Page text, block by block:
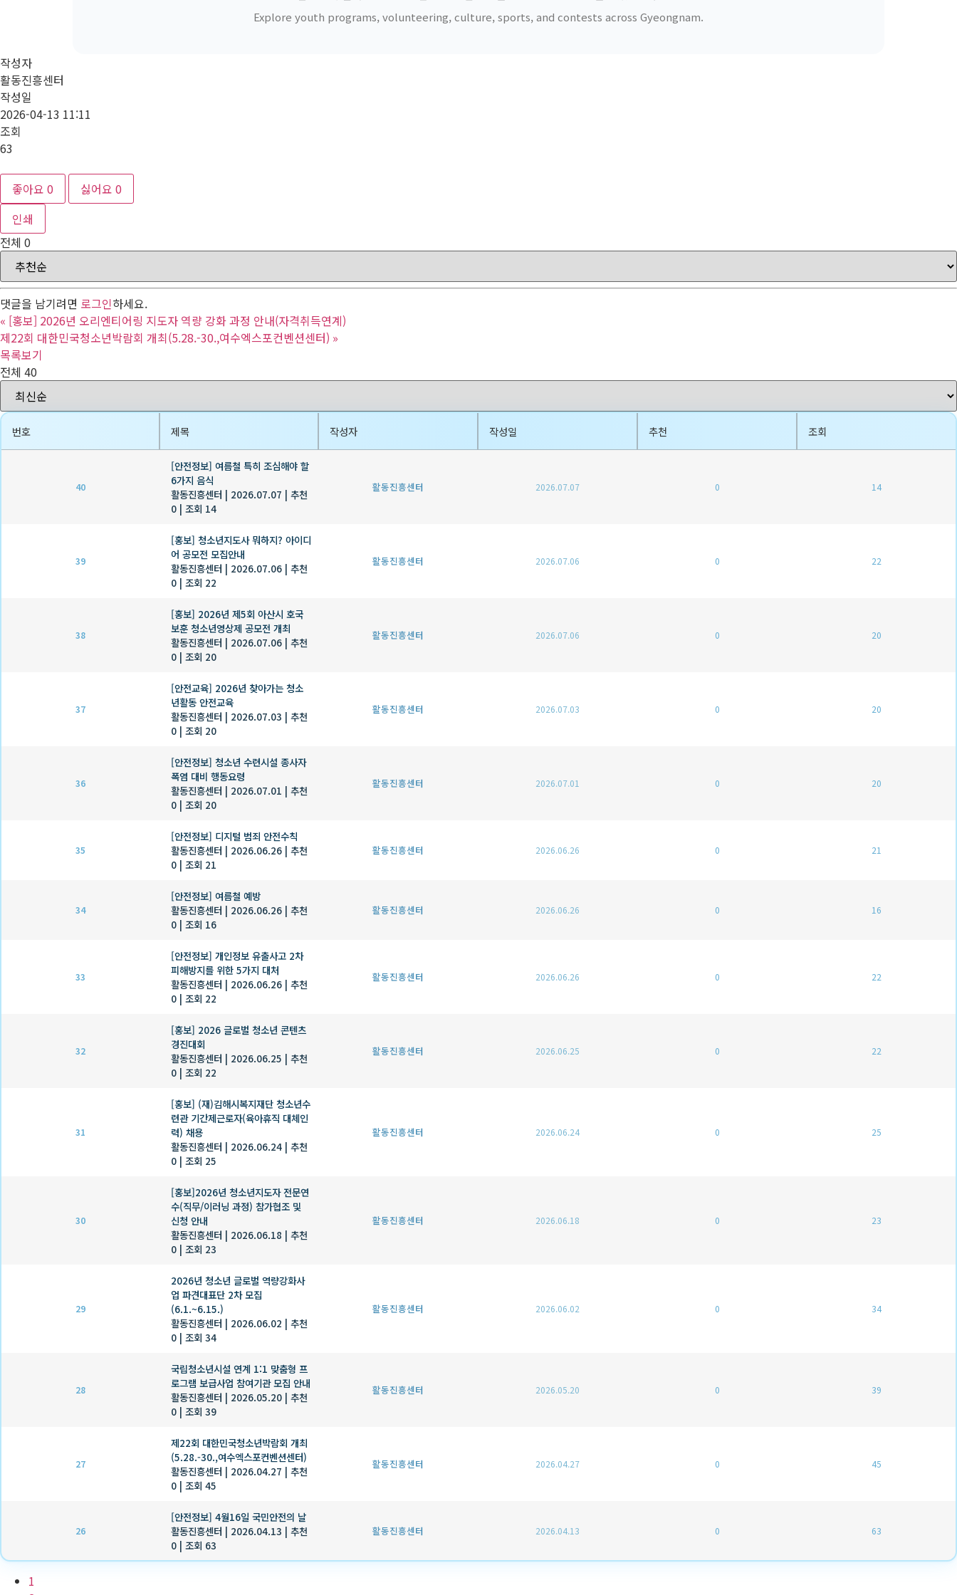
Explore youth programs, volunteering, culture, sports, and contests across Gyeongnam.
작성자
활동진흥센터
작성일
2026-04-13 11:11
조회
63
좋아요 0 싫어요 0
인쇄
전체 0
댓글을 남기려면 로그인하세요.
« [홍보] 2026년 오리엔티어링 지도자 역량 강화 과정 안내(자격취득연계)
제22회 대한민국청소년박람회 개최(5.28.-30.,여수엑스포컨벤션센터) »
목록보기
전체 40
번호 제목 작성자 작성일 추천 조회
40
[안전정보] 여름철 특히 조심해야 할
6가지 음식
활동진흥센터 | 2026.07.07 | 추천
0 | 조회 14
활동진흥센터 2026.07.07 0 14
39
[홍보] 청소년지도사 뭐하지? 아이디
어 공모전 모집안내
활동진흥센터 | 2026.07.06 | 추천
0 | 조회 22
활동진흥센터 2026.07.06 0 22
38
[홍보] 2026년 제5회 아산시 호국
보훈 청소년영상제 공모전 개최
활동진흥센터 | 2026.07.06 | 추천
0 | 조회 20
활동진흥센터 2026.07.06 0 20
37
[안전교육] 2026년 찾아가는 청소
년활동 안전교육
활동진흥센터 | 2026.07.03 | 추천
0 | 조회 20
활동진흥센터 2026.07.03 0 20
36
[안전정보] 청소년 수련시설 종사자
폭염 대비 행동요령
활동진흥센터 | 2026.07.01 | 추천
0 | 조회 20
활동진흥센터 2026.07.01 0 20
35
[안전정보] 디지털 범죄 안전수칙
활동진흥센터 | 2026.06.26 | 추천
0 | 조회 21
활동진흥센터 2026.06.26 0 21
34
[안전정보] 여름철 예방
활동진흥센터 | 2026.06.26 | 추천
0 | 조회 16
활동진흥센터 2026.06.26 0 16
33
[안전정보] 개인정보 유출사고 2차
피해방지를 위한 5가지 대처
활동진흥센터 | 2026.06.26 | 추천
0 | 조회 22
활동진흥센터 2026.06.26 0 22
32
[홍보] 2026 글로벌 청소년 콘텐츠
경진대회
활동진흥센터 | 2026.06.25 | 추천
0 | 조회 22
활동진흥센터 2026.06.25 0 22
31
[홍보] (재)김해시복지재단 청소년수
련관 기간제근로자(육아휴직 대체인
력) 채용
활동진흥센터 | 2026.06.24 | 추천
0 | 조회 25
활동진흥센터 2026.06.24 0 25
30
[홍보]2026년 청소년지도자 전문연
수(직무/이러닝 과정) 참가협조 및
신청 안내
활동진흥센터 | 2026.06.18 | 추천
0 | 조회 23
활동진흥센터 2026.06.18 0 23
29
2026년 청소년 글로벌 역량강화사
업 파견대표단 2차 모집
(6.1.~6.15.)
활동진흥센터 | 2026.06.02 | 추천
0 | 조회 34
활동진흥센터 2026.06.02 0 34
28
국립청소년시설 연계 1:1 맞춤형 프
로그램 보급사업 참여기관 모집 안내
활동진흥센터 | 2026.05.20 | 추천
0 | 조회 39
활동진흥센터 2026.05.20 0 39
27
제22회 대한민국청소년박람회 개최
(5.28.-30.,여수엑스포컨벤션센터)
활동진흥센터 | 2026.04.27 | 추천
0 | 조회 45
활동진흥센터 2026.04.27 0 45
26
[안전정보] 4월16일 국민안전의 날
활동진흥센터 | 2026.04.13 | 추천
0 | 조회 63
활동진흥센터 2026.04.13 0 63
1